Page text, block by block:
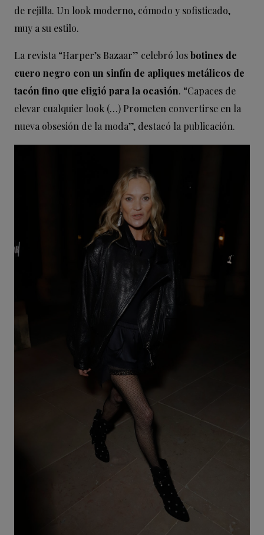
de rejilla. Un look moderno, cómodo y sofisticado,
muy a su estilo.
La revista “Harper’s Bazaar” celebró losbotines de
cuero negro con un sinfín de apliques metálicos de
tacón fino que eligió para la ocasión. “Capaces de
elevar cualquier look (…) Prometen convertirse en la
nueva obsesión de la moda”, destacó la publicación.